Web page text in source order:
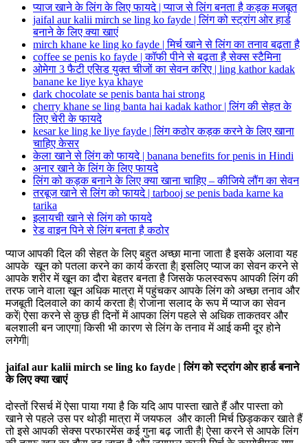
प्याज खाने के लिंग के लिए फायदे | प्याज से लिंग बनता है कड़क मजबूत
jaifal aur kalii mirch se ling ko fayde | लिंग को स्ट्रांग ओर हार्ड
बनाने के लिए क्या खाएं
mirch khane ke ling ko fayde | मिर्च खाने से लिंग का तनाव बढ़ता है
coffee se penis ko fayde | कॉफी पीने से बढ़ता है सेक्स स्टैमिना
ओमेगा 3 फैटी एसिड युक्त चीजों का सेवन करिए | ling kathor kadak
banane ke liye kya khaye
dark chocolate se penis banta hai strong
cherry khane se ling banta hai kadak kathor | लिंग की सेहत के
लिए चेरी के फायदे
kesar ke ling ke liye fayde | लिंग कठोर कड़क करने के लिए खाना
चाहिए केसर
केला खाने से लिंग को फायदे | banana benefits for penis in Hindi
अनार खाने के लिंग के लिए फायदे
लिंग को कड़क बनाने के लिए क्या खाना चाहिए – कीजिये लौंग का सेवन
तरबूज खाने से लिंग को फायदे | tarbooj se penis bada karne ka
tarika
इलायची खाने से लिंग को फायदे
रेड वाइन पिने से लिंग बनता है कठोर
प्याज आपकी दिल की सेहत के लिए बहुत अच्छा माना जाता है इसके अलावा यह
आपके खून को पतला करने का कार्य करता है| इसलिए प्याज का सेवन करने से
आपके शरीर में खून का दौरा बेहतर बनता है जिसके फलस्वरूप आपकी लिंग की
तरफ जाने वाला खून अधिक मात्रा में पहुंचकर आपके लिंग को अच्छा तनाव और
मजबूती दिलवाले का कार्य करता है| रोजाना सलाद के रूप में प्याज का सेवन
करें| ऐसा करने से कुछ ही दिनों में आपका लिंग पहले से अधिक ताकतवर और
बलशाली बन जाएगा| किसी भी कारण से लिंग के तनाव में आई कमी दूर होने
लगेगी|
jaifal aur kalii mirch se ling ko fayde | लिंग को स्ट्रांग ओर हार्ड बनाने
के लिए क्या खाएं
दोस्तों रिसर्च में ऐसा पाया गया है कि यदि आप पास्ता खाते हैं और पास्ता को
खाने से पहले उस पर थोड़ी मात्रा में जयफल और काली मिर्च छिड़ककर खाते हैं
तो इसे आपकी सेक्स परफारमेंस कई गुना बढ़ जाती है| ऐसा करने से आपके लिंग